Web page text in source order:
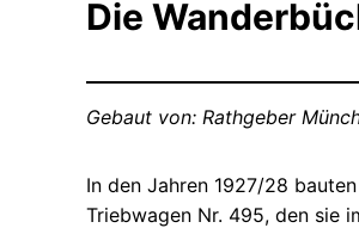
Die
Gebaut von: Rathgeber
In den Jahren 1927/28
Triebwagen Nr. 495, den sie